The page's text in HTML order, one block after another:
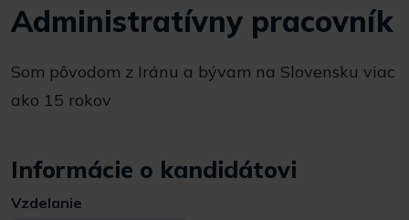
Administratívny pracovník
Som pôvodom z Iránu a bývam na Slovensku viac
ako 15 rokov
Informácie o kandidátovi
Vzdelanie